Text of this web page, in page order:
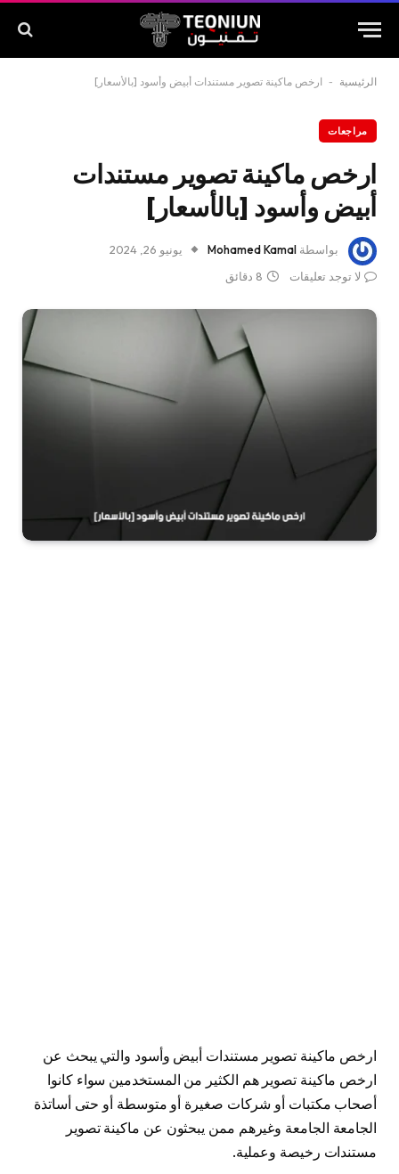
الرئيسية - ارخص ماكينة تصوير مستندات أبيض وأسود [بالأسعار]
مراجعات
ارخص ماكينة تصوير مستندات
أبيض وأسود [بالأسعار]
بواسطة Mohamed Kamal
يونيو 26, 2024
لا توجد تعليقات
8 دقائق
ارخص ماكينة تصوير مستندات أبيض وأسود والتي يبحث عن
ارخص ماكينة تصوير هم الكثير من المستخدمين سواء كانوا
أصحاب مكتبات أو شركات صغيرة أو متوسطة أو حتى أساتذة
الجامعة الجامعة وغيرهم ممن يبحثون عن ماكينة تصوير
مستندات رخيصة وعملية.